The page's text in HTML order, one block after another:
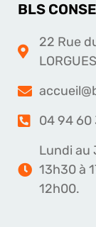
BLS
22 Rue
LORGUES
04 94 60
Lundi au
13h30 à
12h00.